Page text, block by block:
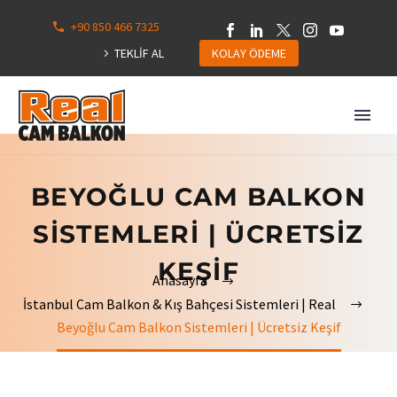
+90 850 466 7325
TEKLİF AL
KOLAY ÖDEME
BEYOĞLU CAM BALKON
SISTEMLERI | ÜCRETSIZ
KEŞIF
Anasayfa
İstanbul Cam Balkon & Kış Bahçesi Sistemleri | Real
Beyoğlu Cam Balkon Sistemleri | Ücretsiz Keşif
113
Hepsini
Göster